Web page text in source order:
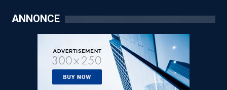
ANNONCE